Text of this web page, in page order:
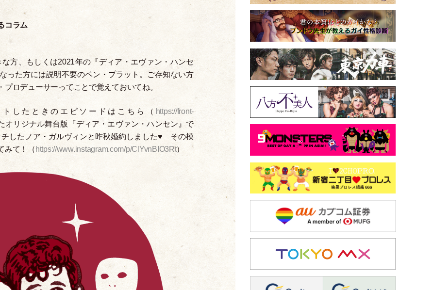
コラム
な方、もしくは2021年の『ディア ・ エヴァン ・ ハンセ
った方には説明不要のベン ・ プラット。ご存知ない方
・ プロデューサーってことで覚えておいてね。
したときのエピソードはこちら （ https://front-
オリジナル舞台版『ディア ・ エヴァン ・ハンセン』で
したノア ・ ガルヴィンと昨秋婚約しました♥︎ その模
みて！
（ https://www.instagram.com/p/ClYvnBIO3Rt）